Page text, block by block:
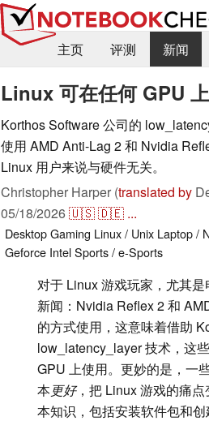
主页
评测 新闻
Linux 可在任何 GPU
Korthos Software 公司的
使用 AMD Anti-Lag 2 和 Nvidia
Linux 用户来说与硬件无关。
Christopher Harper (translated by
05/18/2026🇺🇸🇩🇪 ...
DesktopGaming Linux / Unix Laptop /
Geforce IntelSports / e-Sports
对于 Linux 游戏玩家，尤其
新闻：Nvidia Reflex 2 和
的方式使用，这意味着借助
low_latency_layer 技术，这
GPU 上使用。更妙的是，一
本更好，把 Linux 游戏的痛
本知识，包括安装软件包和